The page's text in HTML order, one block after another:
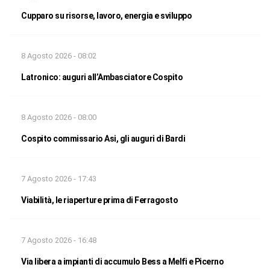
Cupparo su risorse, lavoro, energia e sviluppo
8 Agosto 2026 - 08:02
Latronico: auguri all’Ambasciatore Cospito
8 Agosto 2026 - 08:00
Cospito commissario Asi, gli auguri di Bardi
7 Agosto 2026 - 17:43
Viabilità, le riaperture prima di Ferragosto
7 Agosto 2026 - 16:48
Via libera a impianti di accumulo Bess a Melfi e Picerno